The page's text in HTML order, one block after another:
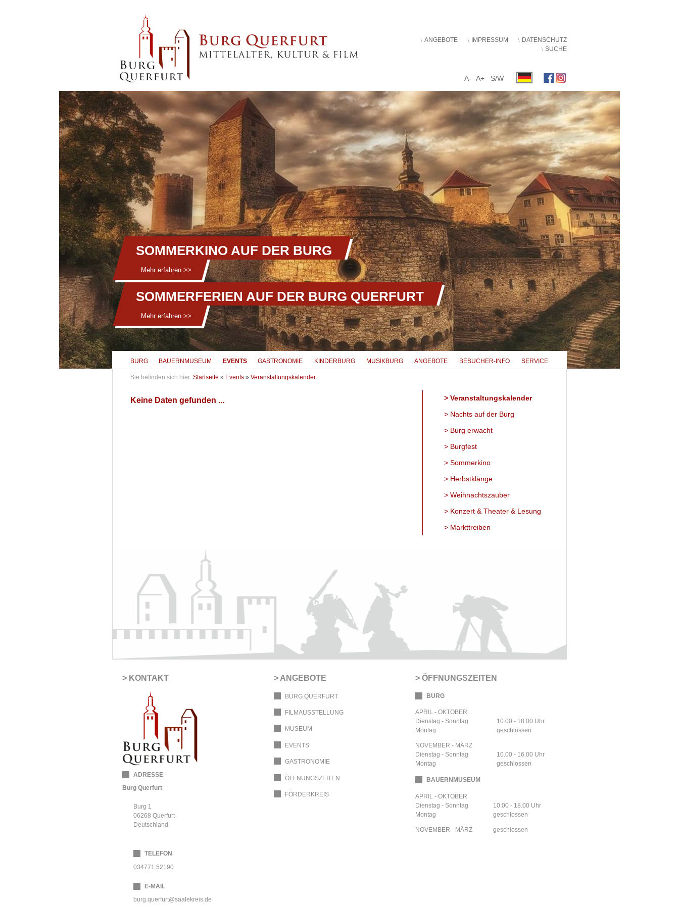
ANGEBOTE IMPRESSUM
DATENSCHUTZ
SUCHE
A- A+ S/W
BURG BAUERNMUSEUM EVENTS GASTRONOMIE KINDERBURG MUSIKBURG ANGEBOTE BESUCHER-INFO SERVICE
SOMMERKINO AUF DER BURG
Mehr erfahren >>
SOMMERFERIEN AUF DER BURG QUERFURT
Mehr erfahren >>
Sie befinden sich hier: Startseite » Events » Veranstaltungskalender
Veranstaltungskalender
Nachts auf der Burg
Burg erwacht
Burgfest
Sommerkino
Herbstklänge
Weihnachtszauber
Konzert & Theater & Lesung
Markttreiben
Keine Daten gefunden ...
KONTAKT
ADRESSE
Burg Querfurt
Burg 1
06268 Querfurt
Deutschland
TELEFON
034771 52190
E-MAIL
burg.querfurt@saalekreis.de
ANGEBOTE
BURG QUERFURT
FILMAUSSTELLUNG
MUSEUM
EVENTS
GASTRONOMIE
ÖFFNUNGSZEITEN
FÖRDERKREIS
ÖFFNUNGSZEITEN
BURG
APRIL - OKTOBER
Dienstag - Sonntag
Montag
10.00 - 18.00 Uhr
geschlossen
NOVEMBER - MÄRZ
Dienstag - Sonntag
Montag
10.00 - 16.00 Uhr
geschlossen
BAUERNMUSEUM
APRIL - OKTOBER
Dienstag - Sonntag
Montag
10.00 - 18.00 Uhr
geschlossen
NOVEMBER - MÄRZ geschlossen